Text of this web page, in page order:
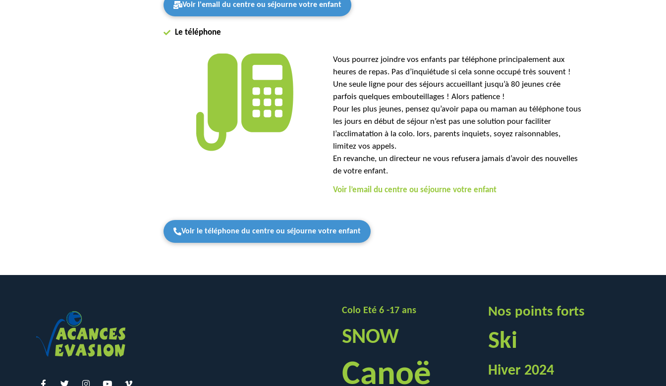
Voir l'email du centre ou séjourne votre enfant
Le téléphone
Vous pourrez joindre vos enfants par téléphone principalement aux
heures de repas. Pas d’inquiétude si cela sonne occupé très souvent !
Une seule ligne pour des séjours accueillant jusqu’à 80 jeunes crée
parfois quelques embouteillages ! Alors patience !
Pour les plus jeunes, pensez qu’avoir papa ou maman au téléphone tous
les jours en début de séjour n’est pas une solution pour faciliter
l’acclimatation à la colo. lors, parents inquiets, soyez raisonnables,
limitez vos appels.
En revanche, un directeur ne vous refusera jamais d’avoir des nouvelles
de votre enfant.
Voir l’email du centre ou séjourne votre enfant
Voir le téléphone du centre ou séjourne votre enfant
Colo Eté 6 -17 ans
SNOW
Canoë
Nos points forts
Ski
Hiver 2024